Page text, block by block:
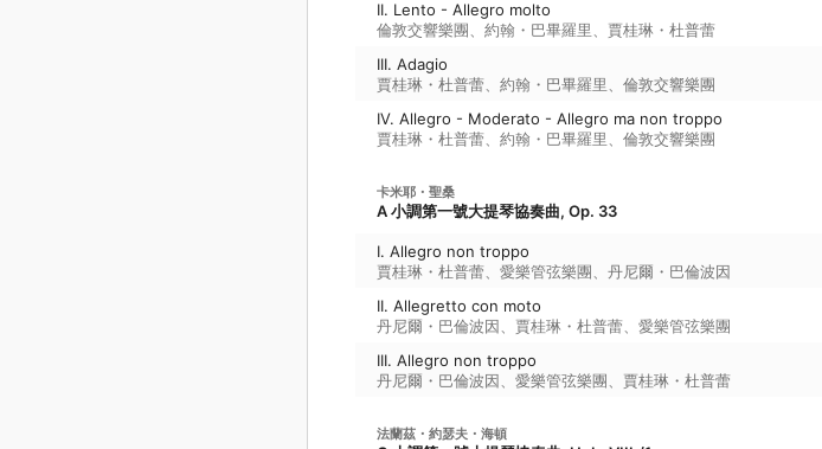
II. Lento - Allegro molto
倫敦交響樂團
約翰・巴畢羅里 賈桂琳・杜普蕾
III. Adagio
賈桂琳・杜普蕾
約翰・巴畢羅里 倫敦交響樂團
IV. Allegro - Moderato - Allegro ma non troppo
賈桂琳・杜普蕾
約翰・巴畢羅里 倫敦交響樂團
卡米耶・聖桑
A 小調第一號大提琴協奏曲, Op. 33
I. Allegro non troppo
賈桂琳・杜普蕾
愛樂管弦樂團 丹尼爾・巴倫波因
II. Allegretto con moto
丹尼爾・巴倫波因
賈桂琳・杜普蕾 愛樂管弦樂團
III. Allegro non troppo
丹尼爾・巴倫波因
愛樂管弦樂團 賈桂琳・杜普蕾
法蘭茲・約瑟夫・海頓